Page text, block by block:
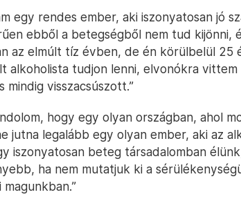
egy rendes ember, aki iszonyatosan jó
ebből a betegségből nem tud kijönni,
az elmúlt tíz évben, de én körülbelül 25
alkoholista tudjon lenni, elvonókra vittem
mindig visszacsúszott.”
hogy egy olyan országban, ahol
jutna legalább egy olyan ember, aki az
iszonyatosan beteg társadalomban
ha nem mutatjuk ki a